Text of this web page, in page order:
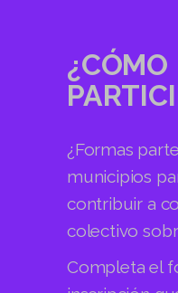
¿CÓMO
¿Formas
municipios
contribuir a
colectivo
Completa el